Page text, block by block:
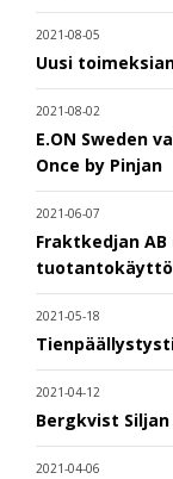
2021-08-05
Uusi
2021-08-02
E.ON Sweden
Once by Pinjan
2021-06-07
Fraktkedjan AB
2021-05-18
2021-04-12
Bergkvist
2021-04-06